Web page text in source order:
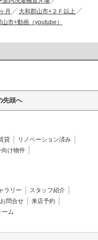
月
大和郡山市+２Ｆ以上
山市+動画（youtube）
先頭へ
貸
リノベーション済み
向け物件
ラリー
スタッフ紹介
お問合せ
来店予約
ーム